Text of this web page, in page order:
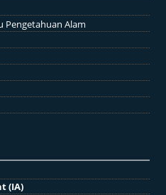
Pengetahuan Alam
(IA)